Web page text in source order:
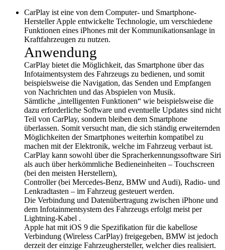
CarPlay ist eine von dem Computer- und Smartphone-
Hersteller Apple entwickelte Technologie, um verschiedene
Funktionen eines iPhones mit der Kommunikationsanlage in
Kraftfahrzeugen zu nutzen.
Anwendung
CarPlay bietet die Möglichkeit, das Smartphone über das
Infotaimentsystem des Fahrzeugs zu bedienen, und somit
beispielsweise die Navigation, das Senden und Empfangen
von Nachrichten und das Abspielen von Musik.
Sämtliche „intelligenten Funktionen“ wie beispielsweise die
dazu erforderliche Software und eventuelle Updates sind nicht
Teil von CarPlay, sondern bleiben dem Smartphone
überlassen. Somit versucht man, die sich ständig erweiternden
Möglichkeiten der Smartphones weiterhin kompatibel zu
machen mit der Elektronik, welche im Fahrzeug verbaut ist.
CarPlay kann sowohl über die Spracherkennungssoftware Siri
als auch über herkömmliche Bedieneinheiten – Touchscreen
(bei den meisten Herstellern),
Controller (bei Mercedes-Benz, BMW und Audi), Radio- und
Lenkradtasten – im Fahrzeug gesteuert werden.
Die Verbindung und Datenübertragung zwischen iPhone und
dem Infotainmentsystem des Fahrzeugs erfolgt meist per
Lightning-Kabel .
Apple hat mit iOS 9 die Spezifikation für die kabellose
Verbindung (Wireless CarPlay) freigegeben, BMW ist jedoch
derzeit der einzige Fahrzeughersteller, welcher dies realisiert.